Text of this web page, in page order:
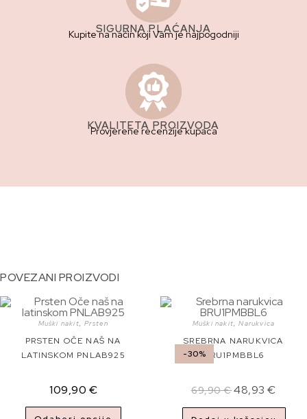
SIGURNA PLAĆANJA
Kupite na način koji Vam je najpogodniji
KVALITETA PROIZVODA
Provjerene recenzije kupaca
POVEZANI PROIZVODI
Muški nakit,Prsten
PRSTEN OČE NAŠ NA
LATINSKOM PNLAB925
109,90 €
-30%
Muški nakit,Narukvica
SREBRNA NARUKVICA
BRU1PMBBL6
69,90€48,93€